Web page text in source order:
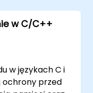
z zakresu
lukach w
w C/C++
w językach C i
ochrony przed